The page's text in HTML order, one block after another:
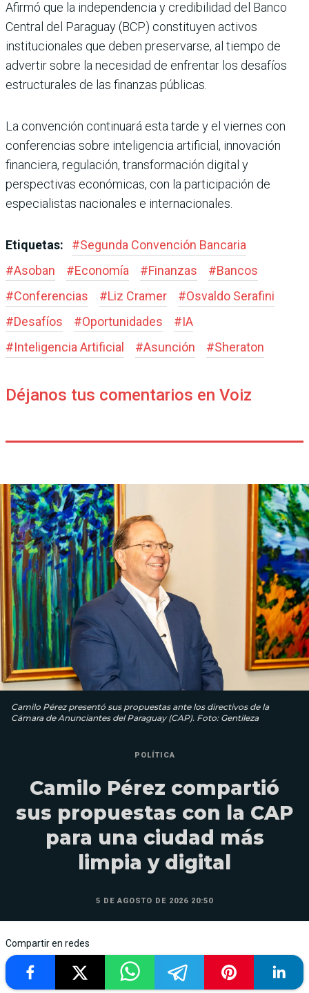
Afirmó que la independencia y credibilidad del Banco
Central del Paraguay (BCP) constituyen activos
institucionales que deben preservarse, al tiempo de
advertir sobre la necesidad de enfrentar los desafíos
estructurales de las finanzas públicas.
La convención continuará esta tarde y el viernes con
conferencias sobre inteligencia artificial, innovación
financiera, regulación, transformación digital y
perspectivas económicas, con la participación de
especialistas nacionales e internacionales.
Etiquetas: #Segunda Convención Bancaria
#Asoban #Economía #Finanzas #Bancos
#Conferencias #Liz Cramer #Osvaldo Serafini
#Desafíos #Oportunidades #IA
#Inteligencia Artificial #Asunción #Sheraton
Déjanos tus comentarios en Voiz
Camilo Pérez presentó sus propuestas ante los directivos de la
Cámara de Anunciantes del Paraguay (CAP). Foto: Gentileza
POLÍTICA
Camilo Pérez compartió
sus propuestas con la CAP
para una ciudad más
limpia y digital
5 DE AGOSTO DE 2026 20:50
Compartir en redes